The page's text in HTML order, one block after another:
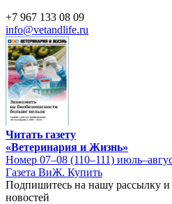
+7 967 133 08 09
info@vetandlife.ru
Читать газету
«Ветеринария и Жизнь»
Номер 07–08 (110–111)
Газета ВиЖ. Купить
Подпишитесь на нашу рассылку и
новостей